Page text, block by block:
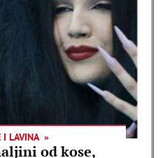
I LAVINA
od kose,